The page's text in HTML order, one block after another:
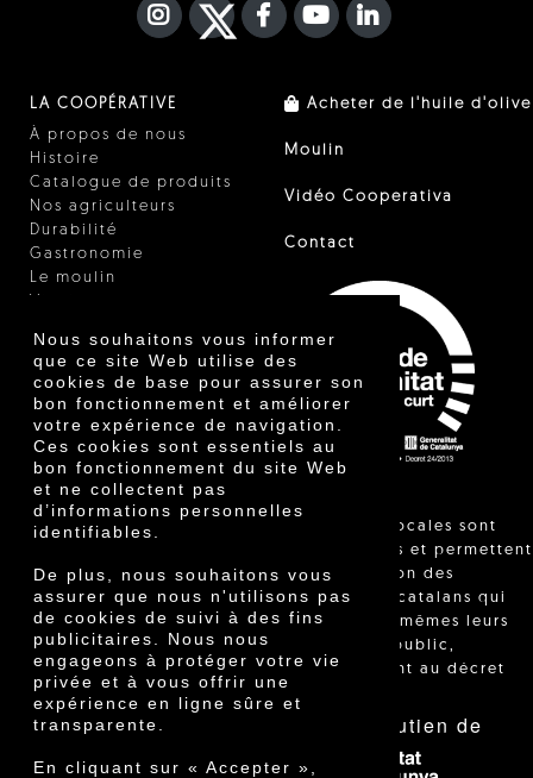
Nous souhaitons vous informer
que ce site Web utilise des
cookies de base pour assurer son
bon fonctionnement et améliorer
votre expérience de navigation.
Ces cookies sont essentiels au
bon fonctionnement du site Web
et ne collectent pas
d’informations personnelles
identifiables.
De plus, nous souhaitons vous
assurer que nous n'utilisons pas
de cookies de suivi à des fins
publicitaires. Nous nous
engageons à protéger votre vie
privée et à vous offrir une
expérience en ligne sûre et
transparente.
En cliquant sur « Accepter »,
INSTAGRAM
TWITTER
FACEBOOK F
YOUTUBEFA LINKEDIN
LA COOPÉRATIVE
À propos de nous
Histoire
Catalogue de produits
Nos agriculteurs
Durabilité
Gastronomie
Le moulin
Certificats
Prix
Innovation
Acheter de l'huile d'olive
Moulin
Vidéo Cooperativa
Contact
"Les ventes locales sont
réglementées et permettent
l'identification des
agriculteurs catalans qui
vendent eux-mêmes leurs
produits au public,
conformément au décret
Avec le soutien de